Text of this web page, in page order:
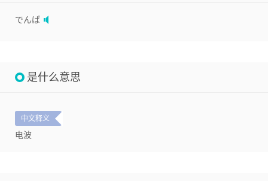
でんぱ
是什么意思
中文释义
电波